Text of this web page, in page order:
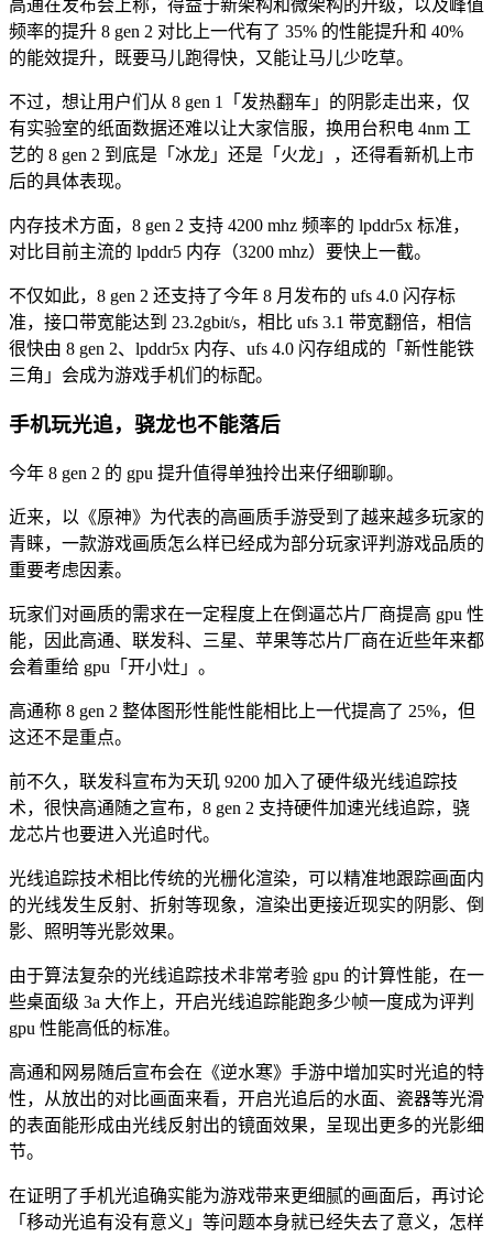
高通在发布会上称，得益于新架构和微架构的升级，以及峰值
频率的提升 8 gen 2 对比上一代有了 35% 的性能提升和 40%
的能效提升，既要马儿跑得快，又能让马儿少吃草。
不过，想让用户们从 8 gen 1「发热翻车」的阴影走出来，仅
有实验室的纸面数据还难以让大家信服，换用台积电 4nm 工
艺的 8 gen 2 到底是「冰龙」还是「火龙」，还得看新机上市
后的具体表现。
内存技术方面，8 gen 2 支持 4200 mhz 频率的 lpddr5x 标准，
对比目前主流的 lpddr5 内存（3200 mhz）要快上一截。
不仅如此，8 gen 2 还支持了今年 8 月发布的 ufs 4.0 闪存标
准，接口带宽能达到 23.2gbit/s，相比 ufs 3.1 带宽翻倍，相信
很快由 8 gen 2、lpddr5x 内存、ufs 4.0 闪存组成的「新性能铁
三角」会成为游戏手机们的标配。
手机玩光追，骁龙也不能落后
今年 8 gen 2 的 gpu 提升值得单独拎出来仔细聊聊。
近来，以《原神》为代表的高画质手游受到了越来越多玩家的
青睐，一款游戏画质怎么样已经成为部分玩家评判游戏品质的
重要考虑因素。
玩家们对画质的需求在一定程度上在倒逼芯片厂商提高 gpu 性
能，因此高通、联发科、三星、苹果等芯片厂商在近些年来都
会着重给 gpu「开小灶」。
高通称 8 gen 2 整体图形性能性能相比上一代提高了 25%，但
这还不是重点。
前不久，联发科宣布为天玑 9200 加入了硬件级光线追踪技
术，很快高通随之宣布，8 gen 2 支持硬件加速光线追踪，骁
龙芯片也要进入光追时代。
光线追踪技术相比传统的光栅化渲染，可以精准地跟踪画面内
的光线发生反射、折射等现象，渲染出更接近现实的阴影、倒
影、照明等光影效果。
由于算法复杂的光线追踪技术非常考验 gpu 的计算性能，在一
些桌面级 3a 大作上，开启光线追踪能跑多少帧一度成为评判
gpu 性能高低的标准。
高通和网易随后宣布会在《逆水寒》手游中增加实时光追的特
性，从放出的对比画面来看，开启光追后的水面、瓷器等光滑
的表面能形成由光线反射出的镜面效果，呈现出更多的光影细
节。
在证明了手机光追确实能为游戏带来更细腻的画面后，再讨论
「移动光追有没有意义」等问题本身就已经失去了意义，怎样